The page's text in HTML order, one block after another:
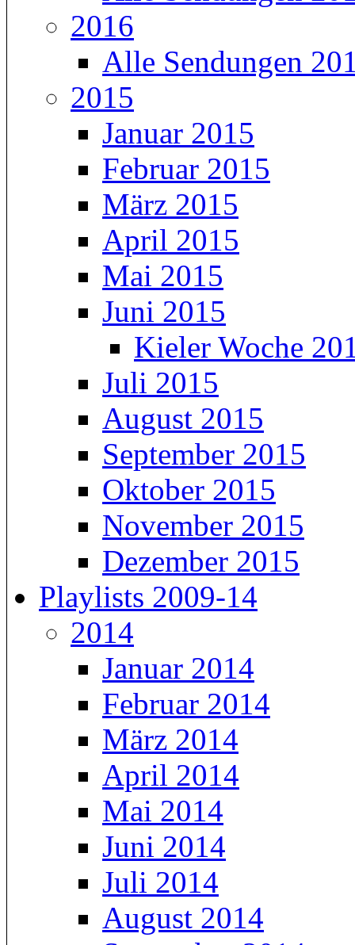
2016
Alle Sendungen
2015
Januar 2015
Februar 2015
März 2015
April 2015
Mai 2015
Juni 2015
Kieler Woche
Juli 2015
August 2015
September 2015
Oktober 2015
November 2015
Dezember 2015
Playlists 2009-14
2014
Januar 2014
Februar 2014
März 2014
April 2014
Mai 2014
Juni 2014
Juli 2014
August 2014